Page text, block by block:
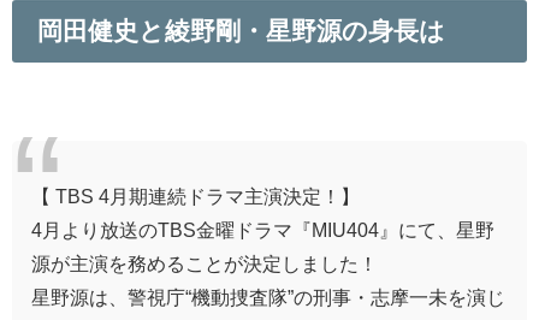
岡田健史と綾野剛・星野源の身長は
【 TBS 4月期連続ドラマ主演決定！】
4月より放送のTBS金曜ドラマ『MIU404』にて、星野
源が主演を務めることが決定しました！
星野源は、警視庁“機動捜査隊”の刑事・志摩一未を演じ